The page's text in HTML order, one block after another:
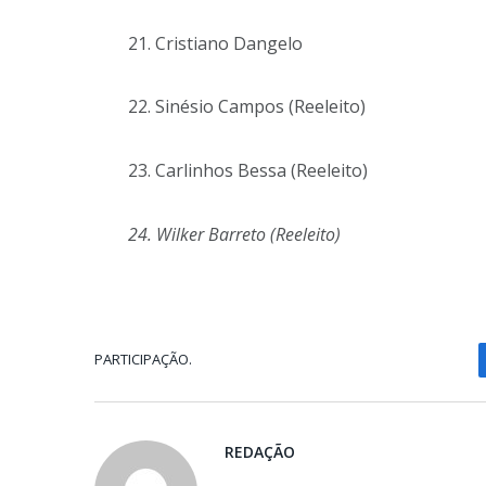
21. Cristiano Dangelo
22. Sinésio Campos (Reeleito)
23. Carlinhos Bessa (Reeleito)
24. Wilker Barreto (Reeleito)
PARTICIPAÇÃO.
REDAÇÃO